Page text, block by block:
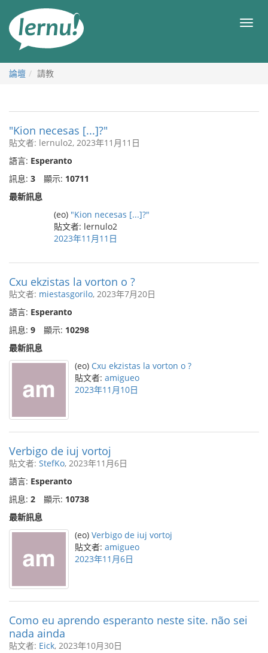
目
論壇 請教
"Kion necesas [...]?"
貼文者: lernulo2, 2023年11月11日
語言: Esperanto
訊息: 3 顯示: 10711
最新訊息
(eo) "Kion necesas [...]?"
貼文者: lernulo2
2023年11月11日
Cxu ekzistas la vorton o ?
貼文者: miestasgorilo, 2023年7月20日
語言: Esperanto
訊息: 9 顯示: 10298
最新訊息
(eo) Cxu ekzistas la vorton o ?
貼文者: amigueo
2023年11月10日
Verbigo de iuj vortoj
貼文者: StefKo, 2023年11月6日
語言: Esperanto
訊息: 2 顯示: 10738
最新訊息
(eo) Verbigo de iuj vortoj
貼文者: amigueo
2023年11月6日
Como eu aprendo esperanto neste site. não sei
nada ainda
貼文者: Eick, 2023年10月30日